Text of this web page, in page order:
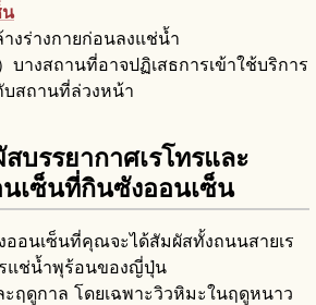
น
งร่างกายก่อนลงแช่น้ำ
างสถานที่อาจปฏิเสธการเข้าใช้บริการ
สถานที่ล่วงหน้า
บรรยากาศเรโทรและ
เซ็นที่กินซังออนเซ็น
ออนเซ็นที่คุณจะได้สัมผัสทั้งถนนสายเร
แช่น้ำพุร้อนของญี่ปุ่น
ฤดูกาล โดยเฉพาะวิวหิมะในฤดูหนาว